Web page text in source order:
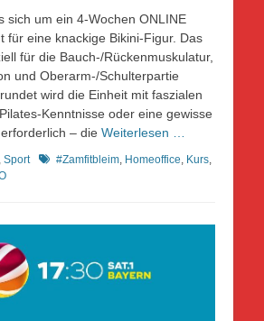
sich um ein 4-Wochen ONLINE
für eine knackige Bikini-Figur. Das
für die Bauch-/Rückenmuskulatur,
und Oberarm-/Schulterpartie
wird die Einheit mit faszialen
Kenntnisse oder eine gewisse
– die Weiterlesen …
Sport Schlagworte
#Zamfitbleim Homeoffice Kurs